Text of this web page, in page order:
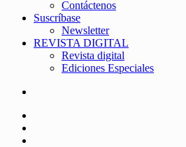
Contáctenos
Suscríbase
Newsletter
REVISTA DIGITAL
Revista digital
Ediciones Especiales